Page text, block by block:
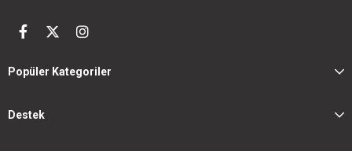
Popüler Kategoriler
Destek